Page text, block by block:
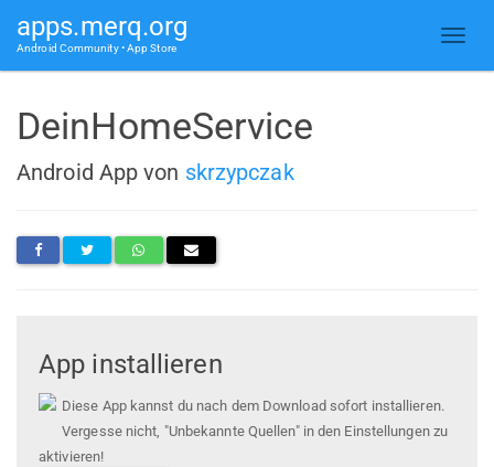
apps.merq.org
Android Community • App Store
DeinHomeService
Android App von skrzypczak
App installieren
Diese App kannst du nach dem Download sofort installieren.
Vergesse nicht, "Unbekannte Quellen" in den Einstellungen zu
aktivieren!